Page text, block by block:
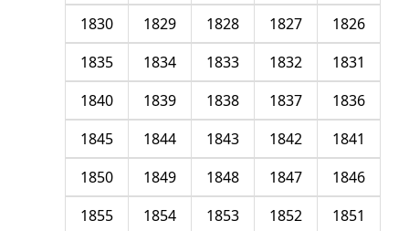
1826
1827
1828
1829
1830
1831
1832
1833
1834
1835
1836
1837
1838
1839
1840
1841
1842
1843
1844
1845
1846
1847
1848
1849
1850
1851
1852
1853
1854
1855